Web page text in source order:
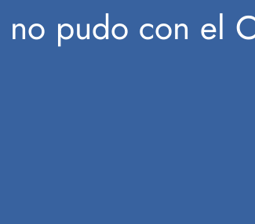
pudo con el